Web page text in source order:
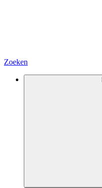
Zoeken